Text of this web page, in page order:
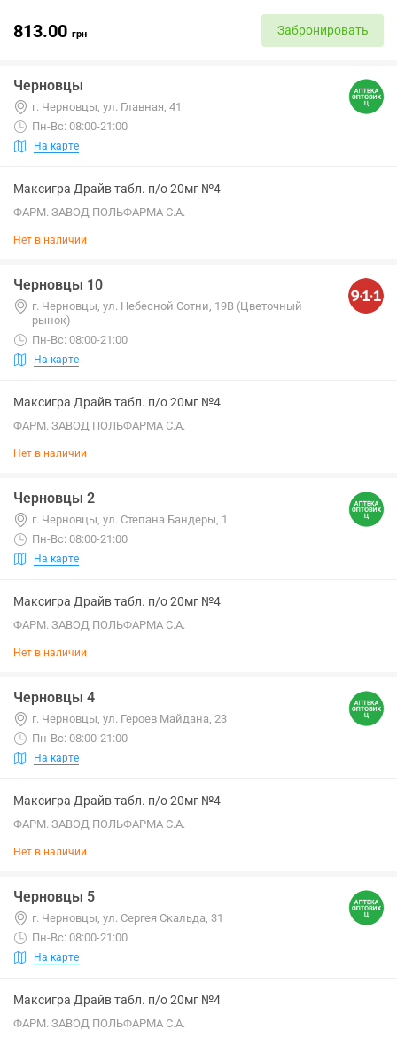
813.00 грн Забронировать
Черновцы
г. Черновцы, ул. Главная, 41
Пн-Вс: 08:00-21:00
На карте
Максигра Драйв табл. п/о 20мг №4
ФАРМ. ЗАВОД ПОЛЬФАРМА С.А.
Нет в наличии
Черновцы 10
г. Черновцы, ул. Небесной Сотни, 19В (Цветочный
рынок)
Пн-Вс: 08:00-21:00
На карте
Максигра Драйв табл. п/о 20мг №4
ФАРМ. ЗАВОД ПОЛЬФАРМА С.А.
Нет в наличии
Черновцы 2
г. Черновцы, ул. Степана Бандеры, 1
Пн-Вс: 08:00-21:00
На карте
Максигра Драйв табл. п/о 20мг №4
ФАРМ. ЗАВОД ПОЛЬФАРМА С.А.
Нет в наличии
Черновцы 4
г. Черновцы, ул. Героев Майдана, 23
Пн-Вс: 08:00-21:00
На карте
Максигра Драйв табл. п/о 20мг №4
ФАРМ. ЗАВОД ПОЛЬФАРМА С.А.
Нет в наличии
Черновцы 5
г. Черновцы, ул. Сергея Скальда, 31
Пн-Вс: 08:00-21:00
На карте
Максигра Драйв табл. п/о 20мг №4
ФАРМ. ЗАВОД ПОЛЬФАРМА С.А.